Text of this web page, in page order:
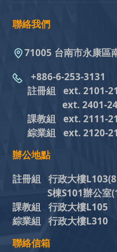
聯絡我們
71005 台南市永康區
+886-6-253-3131
註冊組 ext. 2101-
ext. 2401-
課教組 ext. 2111-
綜業組
ext. 2120-
辦公地點
註冊組 行政大樓L103
S棟S101辦公室
課教組 行政大樓L105
綜業組 行政大樓L310
聯絡信箱